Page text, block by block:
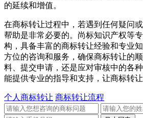
的延续和增值。
在商标转让过程中，若遇到任何疑问
帮助是非常必要的。尚标知识产权等
构，具备丰富的商标转让经验和专业
方位的咨询和服务，确保商标转让的
料、提交申请，还是应对审核中的各
能提供专业的指导和支持，让商标转
个人商标转让 商标转让流程